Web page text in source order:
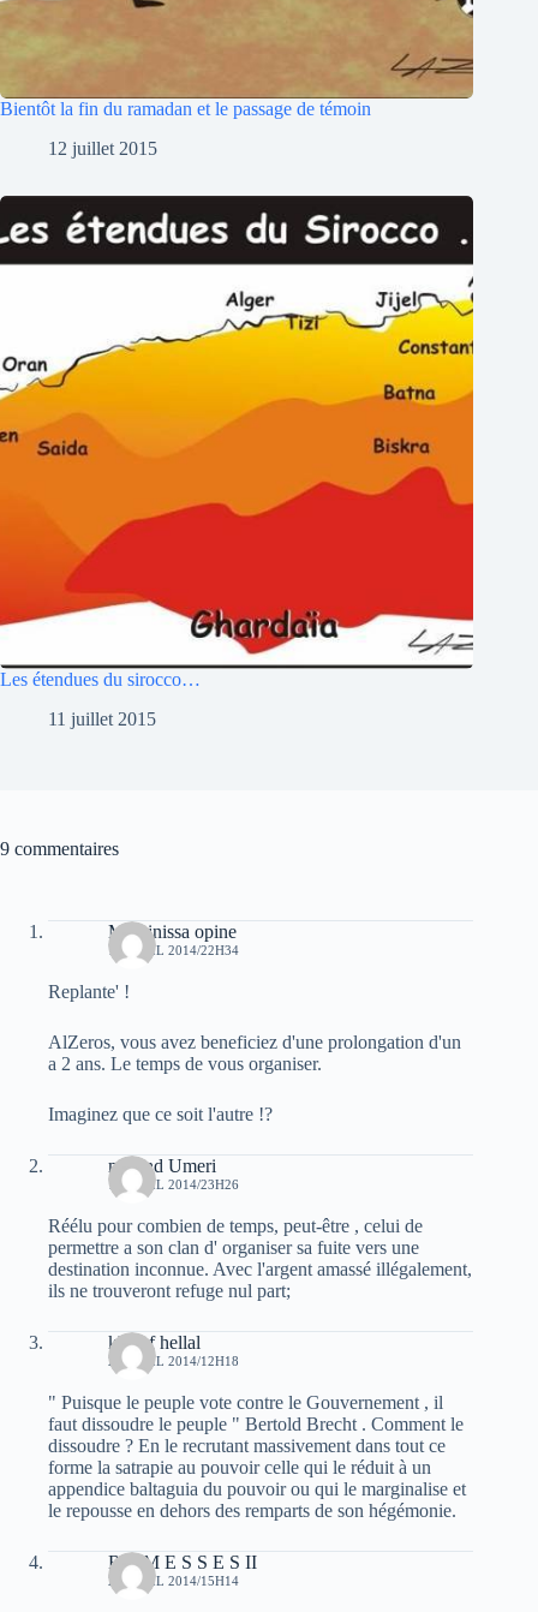
Bientôt la fin du ramadan et le passage de témoin
12 juillet 2015
Les étendues du sirocco…
11 juillet 2015
9 commentaires
Massinissa opine
19 AVRIL 2014/22H34
Replante' !
AlZeros, vous avez beneficiez d'une prolongation d'un
a 2 ans. Le temps de vous organiser.
Imaginez que ce soit l'autre !?
m'hend Umeri
19 AVRIL 2014/23H26
Réélu pour combien de temps, peut-être , celui de
permettre a son clan d' organiser sa fuite vers une
destination inconnue. Avec l'argent amassé illégalement,
ils ne trouveront refuge nul part;
khelaf hellal
20 AVRIL 2014/12H18
" Puisque le peuple vote contre le Gouvernement , il
faut dissoudre le peuple " Bertold Brecht . Comment le
dissoudre ? En le recrutant massivement dans tout ce
forme la satrapie au pouvoir celle qui le réduit à un
appendice baltaguia du pouvoir ou qui le marginalise et
le repousse en dehors des remparts de son hégémonie.
R A M E S S E S II
20 AVRIL 2014/15H14